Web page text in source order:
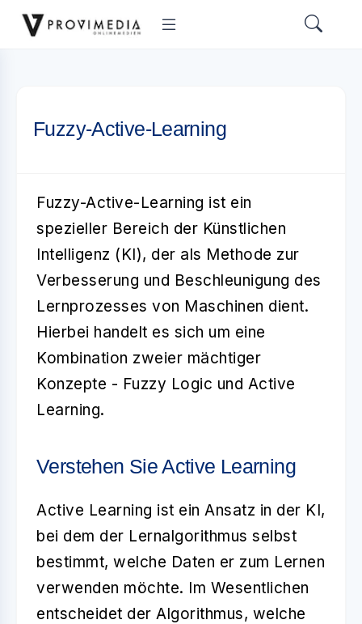
Fuzzy-Active-Learning
Fuzzy-Active-Learning ist ein
spezieller Bereich der Künstlichen
Intelligenz (KI), der als Methode zur
Verbesserung und Beschleunigung des
Lernprozesses von Maschinen dient.
Hierbei handelt es sich um eine
Kombination zweier mächtiger
Konzepte - Fuzzy Logic und Active
Learning.
Verstehen Sie Active Learning
Active Learning ist ein Ansatz in der KI,
bei dem der Lernalgorithmus selbst
bestimmt, welche Daten er zum Lernen
verwenden möchte. Im Wesentlichen
entscheidet der Algorithmus, welche